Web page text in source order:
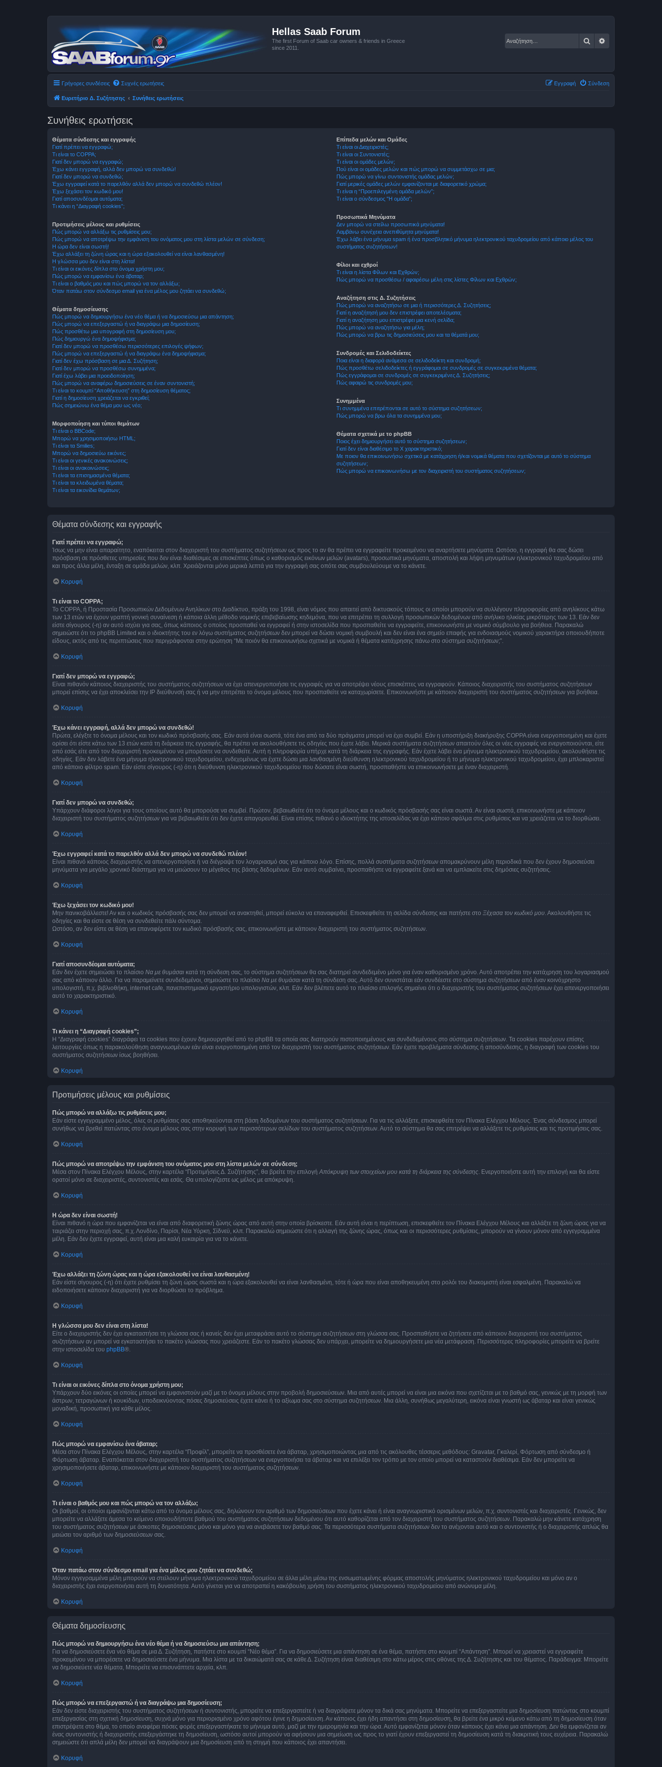
Hellas Saab Forum
The first Forum of Saab car owners & friends in Greece
since 2011.
Αναζήτηση
Γρήγορες συνδέσεις Συχνές ερωτήσεις Σύνδεση
Εγγραφή
Ευρετήριο Δ. Συζήτησης Συνήθεις ερωτήσεις
Συνήθεις ερωτήσεις
Θέματα σύνδεσης και εγγραφής
Γιατί πρέπει να εγγραφώ;
Τι είναι το COPPA;
Γιατί δεν μπορώ να εγγραφώ;
Έχω κάνει εγγραφή, αλλά δεν μπορώ να συνδεθώ!
Γιατί δεν μπορώ να συνδεθώ;
Έχω εγγραφεί κατά το παρελθόν αλλά δεν μπορώ να συνδεθώ πλέον!
Έχω ξεχάσει τον κωδικό μου!
Γιατί αποσυνδέομαι αυτόματα;
Τι κάνει η “Διαγραφή cookies”;
Προτιμήσεις μέλους και ρυθμίσεις
Πώς μπορώ να αλλάξω τις ρυθμίσεις μου;
Πώς μπορώ να αποτρέψω την εμφάνιση του ονόματος μου στη λίστα μελών σε σύνδεση;
Η ώρα δεν είναι σωστή!
Έχω αλλάξει τη ζώνη ώρας και η ώρα εξακολουθεί να είναι λανθασμένη!
Η γλώσσα μου δεν είναι στη λίστα!
Τι είναι οι εικόνες δίπλα στο όνομα χρήστη μου;
Πώς μπορώ να εμφανίσω ένα άβαταρ;
Τι είναι ο βαθμός μου και πώς μπορώ να τον αλλάξω;
Όταν πατάω στον σύνδεσμο email για ένα μέλος μου ζητάει να συνδεθώ;
Θέματα δημοσίευσης
Πώς μπορώ να δημιουργήσω ένα νέο θέμα ή να δημοσιεύσω μια απάντηση;
Πώς μπορώ να επεξεργαστώ ή να διαγράψω μια δημοσίευση;
Πώς προσθέτω μια υπογραφή στη δημοσίευση μου;
Πώς δημιουργώ ένα δημοψήφισμα;
Γιατί δεν μπορώ να προσθέσω περισσότερες επιλογές ψήφων;
Πώς μπορώ να επεξεργαστώ ή να διαγράψω ένα δημοψήφισμα;
Γιατί δεν έχω πρόσβαση σε μια Δ. Συζήτηση;
Γιατί δεν μπορώ να προσθέσω συνημμένα;
Γιατί έχω λάβει μια προειδοποίηση;
Πώς μπορώ να αναφέρω δημοσιεύσεις σε έναν συντονιστή;
Τι είναι το κουμπί “Αποθήκευση” στη δημοσίευση θέματος;
Γιατί η δημοσίευση χρειάζεται να εγκριθεί;
Πώς σημειώνω ένα θέμα μου ως νέο;
Μορφοποίηση και τύποι θεμάτων
Τι είναι ο BBCode;
Μπορώ να χρησιμοποιήσω HTML;
Τι είναι τα Smilies;
Μπορώ να δημοσιεύω εικόνες;
Τι είναι οι γενικές ανακοινώσεις;
Τι είναι οι ανακοινώσεις;
Τι είναι τα επισημασμένα θέματα;
Τι είναι τα κλειδωμένα θέματα;
Τι είναι τα εικονίδια θεμάτων;
Επίπεδα μελών και Ομάδες
Τι είναι οι Διαχειριστές;
Τι είναι οι Συντονιστές;
Τι είναι οι ομάδες μελών;
Πού είναι οι ομάδες μελών και πώς μπορώ να συμμετάσχω σε μια;
Πώς μπορώ να γίνω συντονιστής ομάδας μελών;
Γιατί μερικές ομάδες μελών εμφανίζονται με διαφορετικό χρώμα;
Τι είναι η “Προεπιλεγμένη ομάδα μελών”;
Τι είναι ο σύνδεσμος "Η ομάδα”;
Προσωπικά Μηνύματα
Δεν μπορώ να στείλω προσωπικά μηνύματα!
Λαμβάνω συνέχεια ανεπιθύμητα μηνύματα!
Έχω λάβει ένα μήνυμα spam ή ένα προσβλητικό μήνυμα ηλεκτρονικού ταχυδρομείου από κάποιο μέλος του
συστήματος συζητήσεων!
Φίλοι και εχθροί
Τι είναι η λίστα Φίλων και Εχθρών;
Πώς μπορώ να προσθέσω / αφαιρέσω μέλη στις λίστες Φίλων και Εχθρών;
Αναζήτηση στις Δ. Συζητήσεις
Πώς μπορώ να αναζητήσω σε μια ή περισσότερες Δ. Συζητήσεις;
Γιατί η αναζήτησή μου δεν επιστρέφει αποτελέσματα;
Γιατί η αναζήτηση μου επιστρέφει μια κενή σελίδα;
Πώς μπορώ να αναζητήσω για μέλη;
Πώς μπορώ να βρω τις δημοσιεύσεις μου και τα θέματά μου;
Συνδρομές και Σελιδοδείκτες
Ποια είναι η διαφορά ανάμεσα σε σελιδοδείκτη και συνδρομή;
Πώς προσθέτω σελιδοδείκτες ή εγγράφομαι σε συνδρομές σε συγκεκριμένα θέματα;
Πώς εγγράφομαι σε συνδρομές σε συγκεκριμένες Δ. Συζητήσεις;
Πώς αφαιρώ τις συνδρομές μου;
Συνημμένα
Τι συνημμένα επιτρέπονται σε αυτό το σύστημα συζητήσεων;
Πώς μπορώ να βρω όλα τα συνημμένα μου;
Θέματα σχετικά με το phpBB
Ποιος έχει δημιουργήσει αυτό το σύστημα συζητήσεων;
Γιατί δεν είναι διαθέσιμο το Χ χαρακτηριστικό;
Με ποιον θα επικοινωνήσω σχετικά με κατάχρηση ή/και νομικά θέματα που σχετίζονται με αυτό το σύστημα
συζητήσεων;
Πώς μπορώ να επικοινωνήσω με τον διαχειριστή του συστήματος συζητήσεων;
Θέματα σύνδεσης και εγγραφής
Γιατί πρέπει να εγγραφώ;
Ίσως να μην είναι απαραίτητο, εναπόκειται στον διαχειριστή του συστήματος συζητήσεων ως προς το αν θα πρέπει να εγγραφείτε προκειμένου να αναρτήσετε μηνύματα. Ωστόσο, η εγγραφή θα σας δώσει
πρόσβαση σε πρόσθετες υπηρεσίες που δεν είναι διαθέσιμες σε επισκέπτες όπως ο καθορισμός εικόνων μελών (avatars), προσωπικά μηνύματα, αποστολή και λήψη μηνυμάτων ηλεκτρονικού ταχυδρομείου από
και προς άλλα μέλη, ένταξη σε ομάδα μελών, κλπ. Χρειάζονται μόνο μερικά λεπτά για την εγγραφή σας οπότε σας συμβουλεύουμε να το κάνετε.
Κορυφή
Τι είναι το COPPA;
Το COPPA, ή Προστασία Προσωπικών Δεδομένων Ανηλίκων στο Διαδίκτυο, πράξη του 1998, είναι νόμος που απαιτεί από δικτυακούς τόπους οι οποίοι μπορούν να συλλέγουν πληροφορίες από ανηλίκους κάτω
των 13 ετών να έχουν γραπτή γονική συναίνεση ή κάποια άλλη μέθοδο νομικής επιβεβαίωσης κηδεμόνα, που να επιτρέπει τη συλλογή προσωπικών δεδομένων από ανήλικο ηλικίας μικρότερης των 13. Εάν δεν
είστε σίγουρος (-η) αν αυτό ισχύει για σας, όπως κάποιος ο οποίος προσπαθεί να εγγραφεί ή στην ιστοσελίδα που προσπαθείτε να εγγραφείτε, επικοινωνήστε με νομικό σύμβουλο για βοήθεια. Παρακαλώ
σημειώστε ότι το phpBB Limited και ο ιδιοκτήτης του εν λόγω συστήματος συζητήσεων δεν μπορεί να δώσει νομική συμβουλή και δεν είναι ένα σημείο επαφής για ενδοιασμούς νομικού χαρακτήρα οποιουδήποτε
είδους, εκτός από τις περιπτώσεις που περιγράφονται στην ερώτηση “Με ποιόν θα επικοινωνήσω σχετικά με νομικά ή θέματα κατάχρησης πάνω στο σύστημα συζητήσεων;”.
Κορυφή
Γιατί δεν μπορώ να εγγραφώ;
Είναι πιθανόν κάποιος διαχειριστής του συστήματος συζητήσεων να έχει απενεργοποιήσει τις εγγραφές για να αποτρέψει νέους επισκέπτες να εγγραφούν. Κάποιος διαχειριστής του συστήματος συζητήσεων
μπορεί επίσης να έχει αποκλείσει την IP διεύθυνσή σας ή να μην επιτρέπει το όνομα μέλους που προσπαθείτε να καταχωρίσετε. Επικοινωνήστε με κάποιον διαχειριστή του συστήματος συζητήσεων για βοήθεια.
Κορυφή
Έχω κάνει εγγραφή, αλλά δεν μπορώ να συνδεθώ!
Πρώτα, ελέγξτε το όνομα μέλους και τον κωδικό πρόσβασής σας. Εάν αυτά είναι σωστά, τότε ένα από τα δύο πράγματα μπορεί να έχει συμβεί. Εάν η υποστήριξη διακήρυξης COPPA είναι ενεργοποιημένη και έχετε
ορίσει ότι είστε κάτω των 13 ετών κατά τη διάρκεια της εγγραφής, θα πρέπει να ακολουθήσετε τις οδηγίες που έχετε λάβει. Μερικά συστήματα συζητήσεων απαιτούν όλες οι νέες εγγραφές να ενεργοποιούνται, είτε
από εσάς είτε από τον διαχειριστή προκειμένου να μπορέσετε να συνδεθείτε. Αυτή η πληροφορία υπήρχε κατά τη διάρκεια της εγγραφής. Εάν έχετε λάβει ένα μήνυμα ηλεκτρονικού ταχυδρομείου, ακολουθήστε τις
οδηγίες. Εάν δεν λάβετε ένα μήνυμα ηλεκτρονικού ταχυδρομείου, ενδεχομένως να έχετε δώσει μια λανθασμένη διεύθυνση ηλεκτρονικού ταχυδρομείου ή το μήνυμα ηλεκτρονικού ταχυδρομείου, έχει μπλοκαριστεί
από κάποιο φίλτρο spam. Εάν είστε σίγουρος (-η) ότι η διεύθυνση ηλεκτρονικού ταχυδρομείου που δώσατε είναι σωστή, προσπαθήστε να επικοινωνήσετε με έναν διαχειριστή.
Κορυφή
Γιατί δεν μπορώ να συνδεθώ;
Υπάρχουν διάφοροι λόγοι για τους οποίους αυτό θα μπορούσε να συμβεί. Πρώτον, βεβαιωθείτε ότι το όνομα μέλους και ο κωδικός πρόσβασής σας είναι σωστά. Αν είναι σωστά, επικοινωνήστε με κάποιον
διαχειριστή του συστήματος συζητήσεων για να βεβαιωθείτε ότι δεν έχετε απαγορευθεί. Είναι επίσης πιθανό ο ιδιοκτήτης της ιστοσελίδας να έχει κάποιο σφάλμα στις ρυθμίσεις και να χρειάζεται να το διορθώσει.
Κορυφή
Έχω εγγραφεί κατά το παρελθόν αλλά δεν μπορώ να συνδεθώ πλέον!
Είναι πιθανό κάποιος διαχειριστής να απενεργοποίησε ή να διέγραψε τον λογαριασμό σας για κάποιο λόγο. Επίσης, πολλά συστήματα συζητήσεων απομακρύνουν μέλη περιοδικά που δεν έχουν δημοσιεύσει
μηνύματα για μεγάλο χρονικό διάστημα για να μειώσουν το μέγεθος της βάσης δεδομένων. Εάν αυτό συμβαίνει, προσπαθήστε να εγγραφείτε ξανά και να εμπλακείτε στις δημόσιες συζητήσεις.
Κορυφή
Έχω ξεχάσει τον κωδικό μου!
Μην πανικοβάλλεστε! Αν και ο κωδικός πρόσβασής σας δεν μπορεί να ανακτηθεί, μπορεί εύκολα να επαναφερθεί. Επισκεφθείτε τη σελίδα σύνδεσης και πατήστε στο Ξέχασα τον κωδικό μου. Ακολουθήστε τις
οδηγίες και θα είστε σε θέση να συνδεθείτε πάλι σύντομα.
Ωστόσο, αν δεν είστε σε θέση να επαναφέρετε τον κωδικό πρόσβασής σας, επικοινωνήστε με κάποιον διαχειριστή του συστήματος συζητήσεων.
Κορυφή
Γιατί αποσυνδέομαι αυτόματα;
Εάν δεν έχετε σημειώσει το πλαίσιο Να με θυμάσαι κατά τη σύνδεση σας, το σύστημα συζητήσεων θα σας διατηρεί συνδεδεμένο μόνο για έναν καθορισμένο χρόνο. Αυτό αποτρέπει την κατάχρηση του λογαριασμού
σας από κάποιον άλλο. Για να παραμείνετε συνδεδεμένοι, σημειώστε το πλαίσιο Να με θυμάσαι κατά τη σύνδεση σας. Αυτό δεν συνιστάται εάν συνδέεστε στο σύστημα συζητήσεων από έναν κοινόχρηστο
υπολογιστή, π.χ. βιβλιοθήκη, internet cafe, πανεπιστημιακό εργαστήριο υπολογιστών, κλπ. Εάν δεν βλέπετε αυτό το πλαίσιο επιλογής σημαίνει ότι ο διαχειριστής του συστήματος συζητήσεων έχει απενεργοποιήσει
αυτό το χαρακτηριστικό.
Κορυφή
Τι κάνει η “Διαγραφή cookies”;
Η “Διαγραφή cookies” διαγράφει τα cookies που έχουν δημιουργηθεί από το phpBB τα οποία σας διατηρούν πιστοποιημένους και συνδεδεμένους στο σύστημα συζητήσεων. Τα cookies παρέχουν επίσης
λειτουργίες όπως η παρακολούθηση αναγνωσμένων εάν είναι ενεργοποιημένη από τον διαχειριστή του συστήματος συζητήσεων. Εάν έχετε προβλήματα σύνδεσης ή αποσύνδεσης, η διαγραφή των cookies του
συστήματος συζητήσεων ίσως βοηθήσει.
Κορυφή
Προτιμήσεις μέλους και ρυθμίσεις
Πώς μπορώ να αλλάξω τις ρυθμίσεις μου;
Εάν είστε εγγεγραμμένο μέλος, όλες οι ρυθμίσεις σας αποθηκεύονται στη βάση δεδομένων του συστήματος συζητήσεων. Για να τις αλλάξετε, επισκεφθείτε τον Πίνακα Ελέγχου Μέλους. Ένας σύνδεσμος μπορεί
συνήθως να βρεθεί πατώντας στο όνομα μέλους σας στην κορυφή των περισσότερων σελίδων του συστήματος συζητήσεων. Αυτό το σύστημα θα σας επιτρέψει να αλλάξετε τις ρυθμίσεις και τις προτιμήσεις σας.
Κορυφή
Πώς μπορώ να αποτρέψω την εμφάνιση του ονόματος μου στη λίστα μελών σε σύνδεση;
Μέσα στον Πίνακα Ελέγχου Μέλους, στην καρτέλα “Προτιμήσεις Δ. Συζήτησης”, θα βρείτε την επιλογήΑπόκρυψη των στοιχείων μου κατά τη διάρκεια της σύνδεσης. Ενεργοποιήστε αυτή την επιλογή και θα είστε
ορατοί μόνο σε διαχειριστές, συντονιστές και εσάς. Θα υπολογίζεστε ως μέλος με απόκρυψη.
Κορυφή
Η ώρα δεν είναι σωστή!
Είναι πιθανό η ώρα που εμφανίζεται να είναι από διαφορετική ζώνης ώρας από αυτή στην οποία βρίσκεστε. Εάν αυτή είναι η περίπτωση, επισκεφθείτε τον Πίνακα Ελέγχου Μέλους και αλλάξτε τη ζώνη ώρας για να
ταιριάζει στην περιοχή σας, π.χ. Λονδίνο, Παρίσι, Νέα Υόρκη, Σίδνεϋ, κλπ. Παρακαλώ σημειώστε ότι η αλλαγή της ζώνης ώρας, όπως και οι περισσότερες ρυθμίσεις, μπορούν να γίνουν μόνον από εγγεγραμμένα
μέλη. Εάν δεν έχετε εγγραφεί, αυτή είναι μια καλή ευκαιρία για να το κάνετε.
Κορυφή
Έχω αλλάξει τη ζώνη ώρας και η ώρα εξακολουθεί να είναι λανθασμένη!
Εάν είστε σίγουρος (-η) ότι έχετε ρυθμίσει τη ζώνη ώρας σωστά και η ώρα εξακολουθεί να είναι λανθασμένη, τότε ή ώρα που είναι αποθηκευμένη στο ρολόι του διακομιστή είναι εσφαλμένη. Παρακαλώ να
ειδοποιήσετε κάποιον διαχειριστή για να διορθώσει το πρόβλημα.
Κορυφή
Η γλώσσα μου δεν είναι στη λίστα!
Είτε ο διαχειριστής δεν έχει εγκαταστήσει τη γλώσσα σας ή κανείς δεν έχει μεταφράσει αυτό το σύστημα συζητήσεων στη γλώσσα σας. Προσπαθήστε να ζητήσετε από κάποιον διαχειριστή του συστήματος
συζητήσεων αν μπορεί να εγκαταστήσει το πακέτο γλώσσας που χρειάζεστε. Εάν το πακέτο γλώσσας δεν υπάρχει, μπορείτε να δημιουργήσετε μια νέα μετάφραση. Περισσότερες πληροφορίες μπορείτε να βρείτε
στην ιστοσελίδα του phpBB®.
Κορυφή
Τι είναι οι εικόνες δίπλα στο όνομα χρήστη μου;
Υπάρχουν δύο εικόνες οι οποίες μπορεί να εμφανιστούν μαζί με το όνομα μέλους στην προβολή δημοσιεύσεων. Μια από αυτές μπορεί να είναι μια εικόνα που σχετίζεται με το βαθμό σας, γενικώς με τη μορφή των
άστρων, τετραγώνων ή κουκίδων, υποδεικνύοντας πόσες δημοσιεύσεις έχετε κάνει ή το αξίωμα σας στο σύστημα συζητήσεων. Μια άλλη, συνήθως μεγαλύτερη, εικόνα είναι γνωστή ως άβαταρ και είναι γενικώς
μοναδική, προσωπική για κάθε μέλος.
Κορυφή
Πώς μπορώ να εμφανίσω ένα άβαταρ;
Μέσα στον Πίνακα Ελέγχου Μέλους, στην καρτέλα “Προφίλ”, μπορείτε να προσθέσετε ένα άβαταρ, χρησιμοποιώντας μια από τις ακόλουθες τέσσερις μεθόδους: Gravatar, Γκαλερί, Φόρτωση από σύνδεσμο ή
Φόρτωση άβαταρ. Εναπόκειται στον διαχειριστή του συστήματος συζητήσεων να ενεργοποιήσει τα άβαταρ και να επιλέξει τον τρόπο με τον οποίο μπορεί να καταστούν διαθέσιμα. Εάν δεν μπορείτε να
χρησιμοποιήσετε άβαταρ, επικοινωνήστε με κάποιον διαχειριστή του συστήματος συζητήσεων.
Κορυφή
Τι είναι ο βαθμός μου και πώς μπορώ να τον αλλάξω;
Οι βαθμοί, οι οποίοι εμφανίζονται κάτω από το όνομα μέλους σας, δηλώνουν τον αριθμό των δημοσιεύσεων που έχετε κάνει ή είναι αναγνωριστικό ορισμένων μελών, π.χ. συντονιστές και διαχειριστές. Γενικώς, δεν
μπορείτε να αλλάξετε άμεσα το κείμενο οποιουδήποτε βαθμού του συστήματος συζητήσεων δεδομένου ότι αυτό καθορίζεται από τον διαχειριστή του συστήματος συζητήσεων. Παρακαλώ μην κάνετε κατάχρηση
του συστήματος συζητήσεων με άσκοπες δημοσιεύσεις μόνο και μόνο για να ανεβάσετε τον βαθμό σας. Τα περισσότερα συστήματα συζητήσεων δεν το ανέχονται αυτό και ο συντονιστής ή ο διαχειριστής απλώς θα
μειώσει τον αριθμό των δημοσιεύσεων σας.
Κορυφή
Όταν πατάω στον σύνδεσμο email για ένα μέλος μου ζητάει να συνδεθώ;
Μόνον εγγεγραμμένα μέλη μπορούν να στείλουν μήνυμα ηλεκτρονικού ταχυδρομείου σε άλλα μέλη μέσω της ενσωματωμένης φόρμας αποστολής μηνύματος ηλεκτρονικού ταχυδρομείου και μόνο αν ο
διαχειριστής έχει ενεργοποιήσει αυτή τη δυνατότητα. Αυτό γίνεται για να αποτραπεί η κακόβουλη χρήση του συστήματος ηλεκτρονικού ταχυδρομείου από ανώνυμα μέλη.
Κορυφή
Θέματα δημοσίευσης
Πώς μπορώ να δημιουργήσω ένα νέο θέμα ή να δημοσιεύσω μια απάντηση;
Για να δημοσιεύσετε ένα νέο θέμα σε μια Δ. Συζήτηση, πατήστε στο κουμπί “Νέο θέμα”. Για να δημοσιεύσετε μια απάντηση σε ένα θέμα, πατήστε στο κουμπί “Απάντηση”. Μπορεί να χρειαστεί να εγγραφείτε
προκειμένου να μπορέσετε να δημοσιεύσετε ένα μήνυμα. Μια λίστα με τα δικαιώματά σας σε κάθε Δ. Συζήτηση είναι διαθέσιμη στο κάτω μέρος στις οθόνες της Δ. Συζήτησης και του θέματος. Παράδειγμα: Μπορείτε
να δημοσιεύετε νέα θέματα, Μπορείτε να επισυνάπτετε αρχεία, κλπ.
Κορυφή
Πώς μπορώ να επεξεργαστώ ή να διαγράψω μια δημοσίευση;
Εάν δεν είστε διαχειριστής του συστήματος συζητήσεων ή συντονιστής, μπορείτε να επεξεργαστείτε ή να διαγράψετε μόνον τα δικά σας μηνύματα. Μπορείτε να επεξεργαστείτε μια δημοσίευση πατώντας στο κουμπί
επεξεργασίας στη σχετική δημοσίευση, συχνά μόνο για περιορισμένο χρόνο αφότου έγινε η δημοσίευση. Αν κάποιος έχει ήδη απαντήσει στη δημοσίευση, θα βρείτε ένα μικρό κείμενο κάτω από τη δημοσίευση όταν
επιστρέψετε στο θέμα, το οποίο αναφέρει πόσες φορές επεξεργαστήκατε το μήνυμα αυτό, μαζί με την ημερομηνία και την ώρα. Αυτό εμφανίζεται μόνον όταν κάποιος έχει κάνει μια απάντηση. Δεν θα εμφανίζεται αν
ένας συντονιστής ή διαχειριστής επεξεργάστηκε τη δημοσίευση, ωστόσο αυτοί μπορούν να αφήσουν μια σημείωση ως προς το γιατί έχουν επεξεργαστεί τη δημοσίευση κατά τη διακριτική τους ευχέρεια. Παρακαλώ
σημειώστε ότι απλά μέλη δεν μπορεί να διαγράψουν μια δημοσίευση από τη στιγμή που κάποιος έχει απαντήσει.
Κορυφή